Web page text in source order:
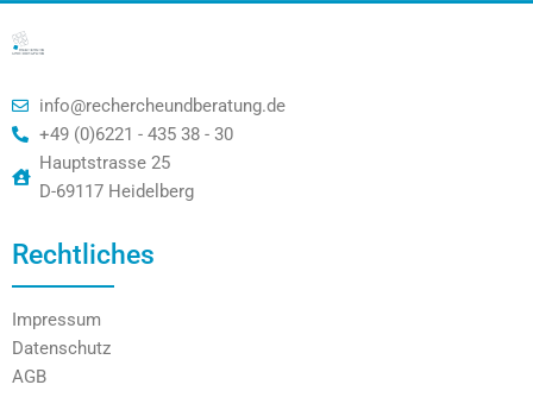
info@rechercheundberatung.de
+49 (0)6221 - 435 38 - 30
Hauptstrasse 25
D-69117 Heidelberg
Rechtliches
Impressum
Datenschutz
AGB